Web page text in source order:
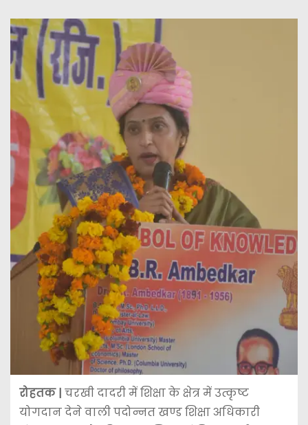
रोहतक | चरखी दादरी में शिक्षा के क्षेत्र में उत्कृष्ट
योगदान देने वाली पदोन्नत खण्ड शिक्षा अधिकारी